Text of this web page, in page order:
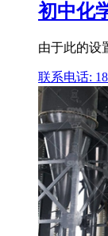
初中化
由于此的设
联系电话: